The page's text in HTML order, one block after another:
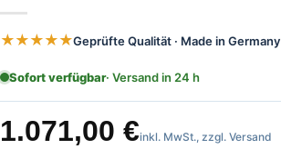
★★★★★Geprüfte Qualität · Made in Germany
Sofort verfügbar· Versand in 24 h
1.071,00 €inkl. MwSt., zzgl. Versand